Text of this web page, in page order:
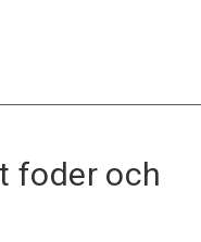
foder och